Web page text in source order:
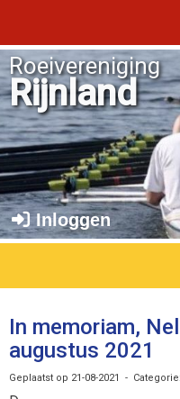
Roeivereniging
Rijnland
Inloggen
In memoriam,
augustus 2021
Geplaatst op 21-08-2021 -